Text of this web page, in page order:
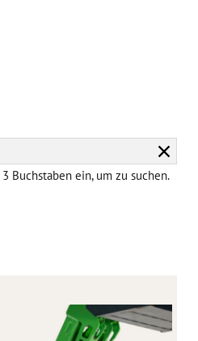
Suche
Buchstaben ein, um zu suchen.